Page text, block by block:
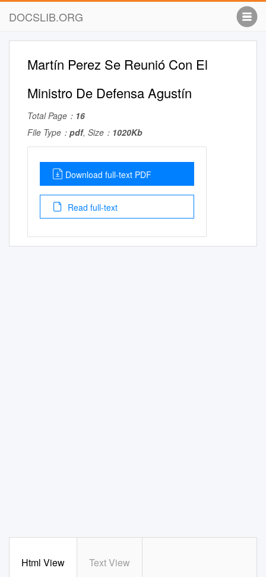
DOCSLIB.ORG
Martín Perez Se Reunió Con El
Ministro De Defensa Agustín
Total Page： 16
File Type： pdf, Size： 1020Kb
Download full-text PDF
Read full-text
Html View Text View